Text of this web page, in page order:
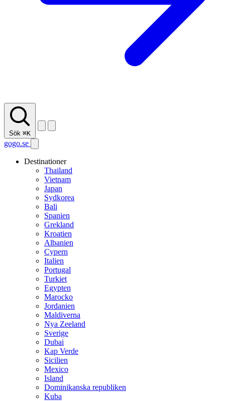
Sök ⌘K
gogo.se
Destinationer
Thailand
Vietnam
Japan
Sydkorea
Bali
Spanien
Grekland
Kroatien
Albanien
Cypern
Italien
Portugal
Turkiet
Egypten
Marocko
Jordanien
Maldiverna
Nya Zeeland
Sverige
Dubai
Kap Verde
Sicilien
Mexico
Island
Dominikanska republiken
Kuba